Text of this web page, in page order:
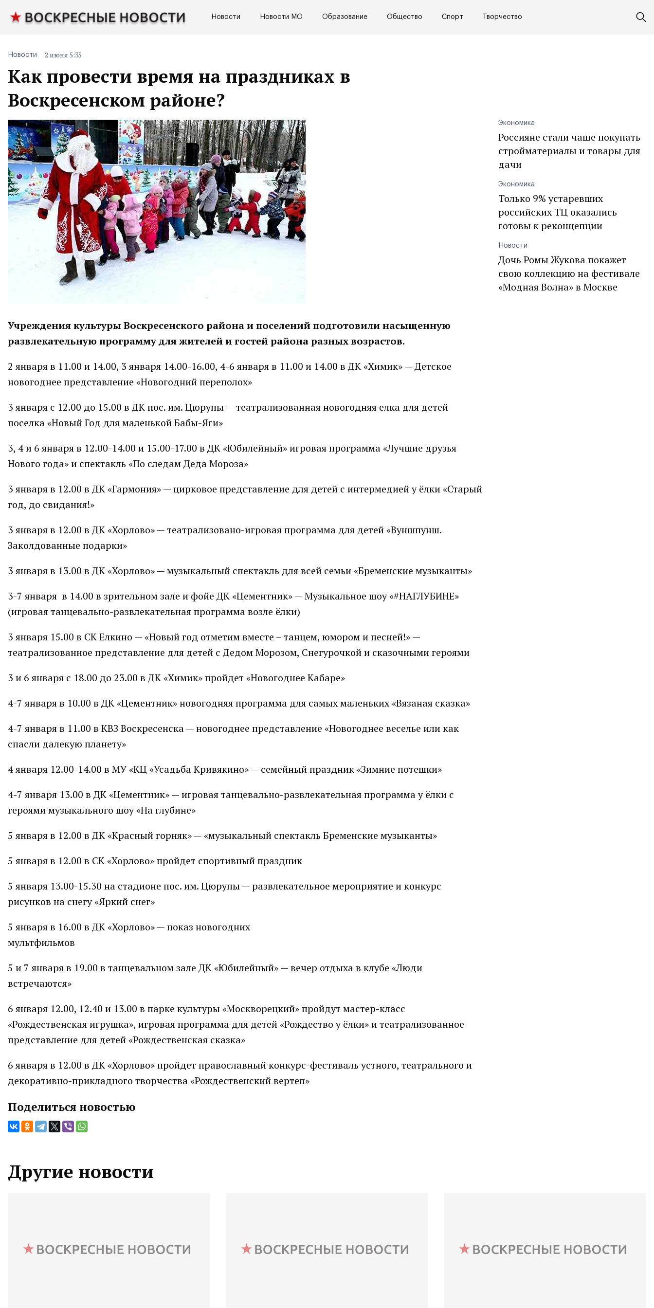
Новости Новости МО Образование Общество Спорт Творчество
Как провести время на праздниках в
Воскресенском районе?
Новости 2 июня 5:35
Учреждения культуры Воскресенского района и поселений подготовили насыщенную
развлекательную программу для жителей и гостей района разных возрастов.
2 января в 11.00 и 14.00, 3 января 14.00-16.00, 4-6 января в 11.00 и 14.00 в ДК «Химик» — Детское
новогоднее представление «Новогодний переполох»
3 января с 12.00 до 15.00 в ДК пос. им. Цюрупы — театрализованная новогодняя елка для детей
поселка «Новый Год для маленькой Бабы-Яги»
3, 4 и 6 января в 12.00-14.00 и 15.00-17.00 в ДК «Юбилейный» игровая программа «Лучшие друзья
Нового года» и спектакль «По следам Деда Мороза»
3 января в 12.00 в ДК «Гармония» — цирковое представление для детей с интермедией у ёлки «Старый
год, до свидания!»
3 января в 12.00 в ДК «Хорлово» — театрализовано-игровая программа для детей «Вуншпунш.
Заколдованные подарки»
3 января в 13.00 в ДК «Хорлово» — музыкальный спектакль для всей семьи «Бременские музыканты»
3-7 января в 14.00 в зрительном зале и фойе ДК «Цементник» — Музыкальное шоу «#НАГЛУБИНЕ»
(игровая танцевально-развлекательная программа возле ёлки)
3 января 15.00 в СК Елкино — «Новый год отметим вместе – танцем, юмором и песней!» —
театрализованное представление для детей с Дедом Морозом, Снегурочкой и сказочными героями
3 и 6 января с 18.00 до 23.00 в ДК «Химик» пройдет «Новогоднее Кабаре»
4-7 января в 10.00 в ДК «Цементник» новогодняя программа для самых маленьких «Вязаная сказка»
4-7 января в 11.00 в КВЗ Воскресенска — новогоднее представление «Новогоднее веселье или как
спасли далекую планету»
4 января 12.00-14.00 в МУ «КЦ «Усадьба Кривякино» — семейный праздник «Зимние потешки»
4-7 января 13.00 в ДК «Цементник» — игровая танцевально-развлекательная программа у ёлки с
героями музыкального шоу «На глубине»
5 января в 12.00 в ДК «Красный горняк» — «музыкальный спектакль Бременские музыканты»
5 января в 12.00 в СК «Хорлово» пройдет спортивный праздник
5 января 13.00-15.30 на стадионе пос. им. Цюрупы — развлекательное мероприятие и конкурс
рисунков на снегу «Яркий снег»
5 января в 16.00 в ДК «Хорлово» — показ новогодних
мультфильмов
5 и 7 января в 19.00 в танцевальном зале ДК «Юбилейный» — вечер отдыха в клубе «Люди
встречаются»
6 января 12.00, 12.40 и 13.00 в парке культуры «Москворецкий» пройдут мастер-класс
«Рождественская игрушка», игровая программа для детей «Рождество у ёлки» и театрализованное
представление для детей «Рождественская сказка»
6 января в 12.00 в ДК «Хорлово» пройдет православный конкурс-фестиваль устного, театрального и
декоративно-прикладного творчества «Рождественский вертеп»
Поделиться новостью
Экономика
Россияне стали чаще покупать
стройматериалы и товары для
дачи
Экономика
Только 9% устаревших
российских ТЦ оказались
готовы к реконцепции
Новости
Дочь Ромы Жукова покажет
свою коллекцию на фестивале
«Модная Волна» в Москве
Другие новости